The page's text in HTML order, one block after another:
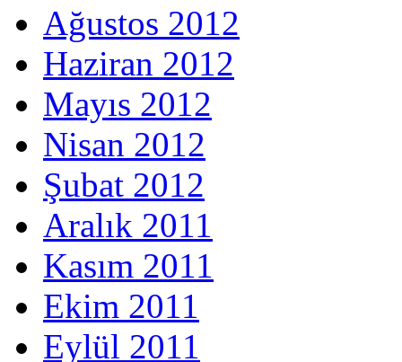
Ağustos 2012
Haziran 2012
Mayıs 2012
Nisan 2012
Şubat 2012
Aralık 2011
Kasım 2011
Ekim 2011
Eylül 2011